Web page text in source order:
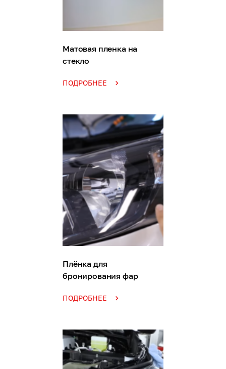
Матовая пленка на
стекло
ПОДРОБНЕЕ
Плёнка для
бронирования фар
ПОДРОБНЕЕ